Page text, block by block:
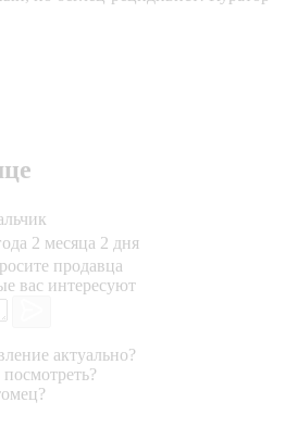
2 месяца 2 дня
продавца
вас интересуют
актуально?